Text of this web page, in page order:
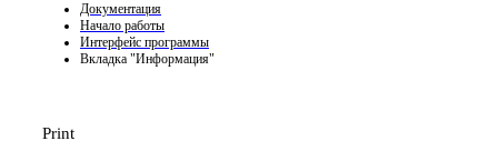
Документация
Начало работы
Интерфейс программы
Вкладка "Информация"
Print